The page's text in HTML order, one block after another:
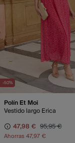
-50%
Polín Et Moi
Vestido largo Erica
47,98 € 95,95 €
Ahorras47,97 €